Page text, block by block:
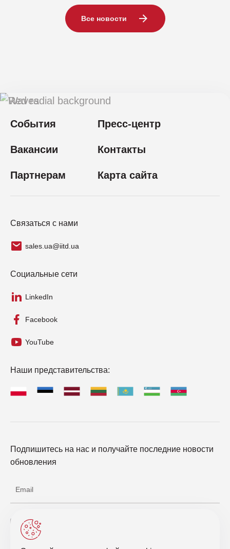
Все новости
События Пресс-центр
Вакансии Контакты
Партнерам Карта сайта
Связаться с нами
sales.ua@iitd.ua
Наши представительства:
Социальные сети
LinkedIn
Facebook
YouTube
Подпишитесь на нас и получайте последние новости
обновления
Соглашаюсь с обработкой персональных данных